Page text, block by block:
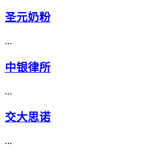
圣元奶粉
...
中银律所
...
交大思诺
...